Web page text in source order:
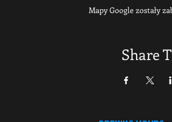
Mapy Google zostały
Share